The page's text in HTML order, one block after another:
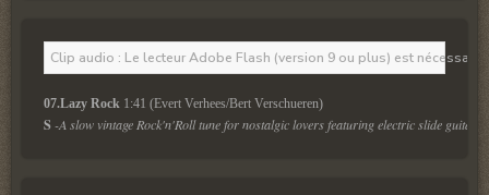
Clip audio : Le lecteur Adobe Flash (version 9 ou plus) est
07.Lazy Rock 1:41 (Evert Verhees/Bert Verschueren)
S -A slow vintage Rock'n'Roll tune for nostalgic lovers featuring electric slide guitar.